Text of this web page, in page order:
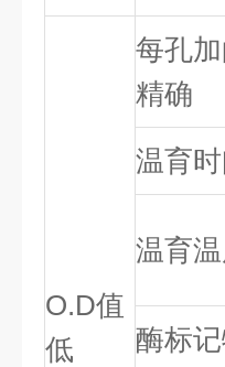
O.D值
低
每孔
精确
温育
温育
酶标